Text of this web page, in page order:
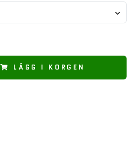
LÄGG I KORGEN